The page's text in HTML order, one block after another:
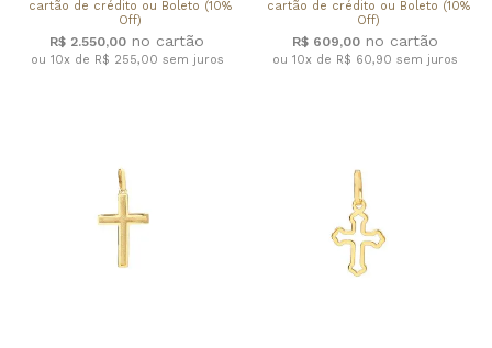
cartão de crédito ou Boleto (10%
Off)
R$ 2.550,00
ou 10x de R$ 255,00 sem juros
cartão de crédito ou Boleto (10%
Off)
R$ 609,00
ou 10x de R$ 60,90 sem juros